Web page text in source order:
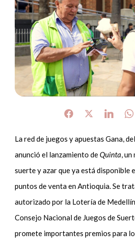
La red de juegos y apuestas Gana,
anunció el lanzamiento deQuinta,
suerte y azar que ya está disponible
puntos de venta en Antioquia. Se
autorizado por la Lotería de
Consejo Nacional de Juegos de
promete importantes premios para